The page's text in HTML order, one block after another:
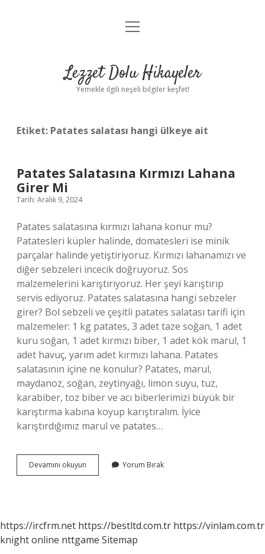
Anasayfa
Yasal Uyarı
menüyü
Lezzet Dolu Hikayeler
Yemekle ilgili neşeli bilgiler keşfet!
Etiket: Patates salatası hangi ülkeye ait
Patates Salatasına Kırmızı Lahana
Girer Mi
Tarih: Aralık 9, 2024
Patates salatasına kırmızı lahana konur mu?
Patatesleri küpler halinde, domatesleri ise minik
parçalar halinde yetiştiriyoruz. Kırmızı lahanamızı ve
diğer sebzeleri incecik doğruyoruz. Sos
malzemelerini karıştırıyoruz. Her şeyi karıştırıp
servis ediyoruz. Patates salatasına hangi sebzeler
girer? Bol sebzeli ve çeşitli patates salatası tarifi için
malzemeler: 1 kg patates, 3 adet taze soğan, 1 adet
kuru soğan, 1 adet kırmızı biber, 1 adet kök marul, 1
adet havuç, yarım adet kırmızı lahana. Patates
salatasının içine ne konulur? Patates, marul,
maydanoz, soğan, zeytinyağı, limon suyu, tuz,
karabiber, toz biber ve acı biberlerimizi büyük bir
karıştırma kabına koyup karıştıralım. İyice
karıştırdığımız marul ve patates…
Devamını okuyun
Salatasına
Yorum Bırak
https://ircfrm.net https://bestltd.com.tr https://vinlam.com.tr
knight online nttgame Sitemap